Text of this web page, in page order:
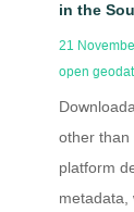
in the
21
open
other than
platform
metadata,